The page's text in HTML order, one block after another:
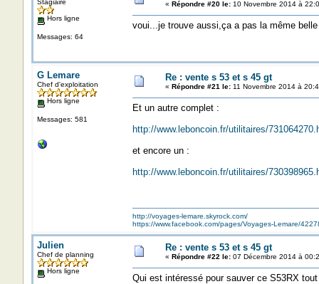
Stagiaire
Hors ligne
Messages: 64
« Répondre #20 le:10 Novembre 2014 à
voui...je trouve aussi,ça a pas la même
G Lemare
Chef d'exploitation
Hors ligne
Messages: 581
Re : vente s 53 et s 45 gt
« Répondre #21 le:11 Novembre 2014 à
Et un autre complet :
http://www.leboncoin.fr/utilitaires/
et encore un :
http://www.leboncoin.fr/utilitaires/
http://voyages-lemare.skyrock.com/
https://www.facebook.com/pages/Voyages-Lemare/
Julien
Chef de planning
Hors ligne
Re : vente s 53 et s 45 gt
« Répondre #22 le:07 Décembre 2014 à
Qui est intéressé pour sauver ce S53RX